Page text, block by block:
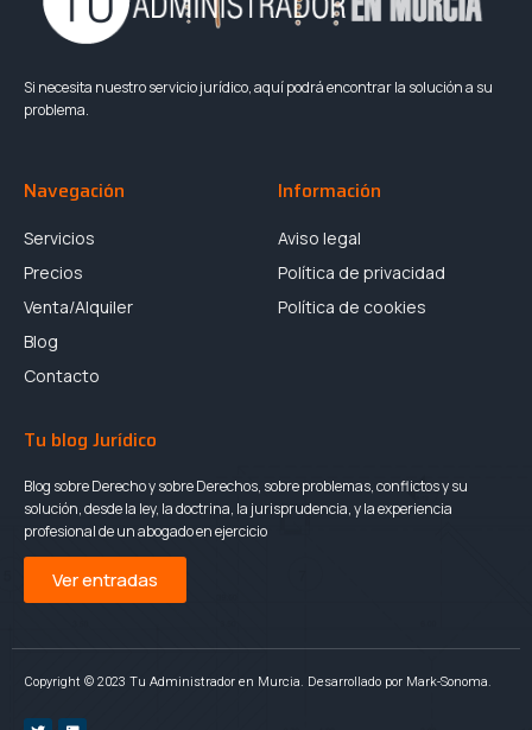
Si necesita nuestro servicio jurídico, aquí podrá encontrar la solución a su
problema.
Navegación
Servicios
Precios
Venta/Alquiler
Blog
Contacto
Información
Aviso legal
Política de privacidad
Política de cookies
Tu blog Jurídico
Blog sobre Derecho y sobre Derechos, sobre problemas, conflictos y su
solución, desde la ley, la doctrina, la jurisprudencia, y la experiencia
profesional de un abogado en ejercicio
Ver entradas
Copyright © 2023 Tu Administrador en Murcia. Desarrollado por Mark-Sonoma.